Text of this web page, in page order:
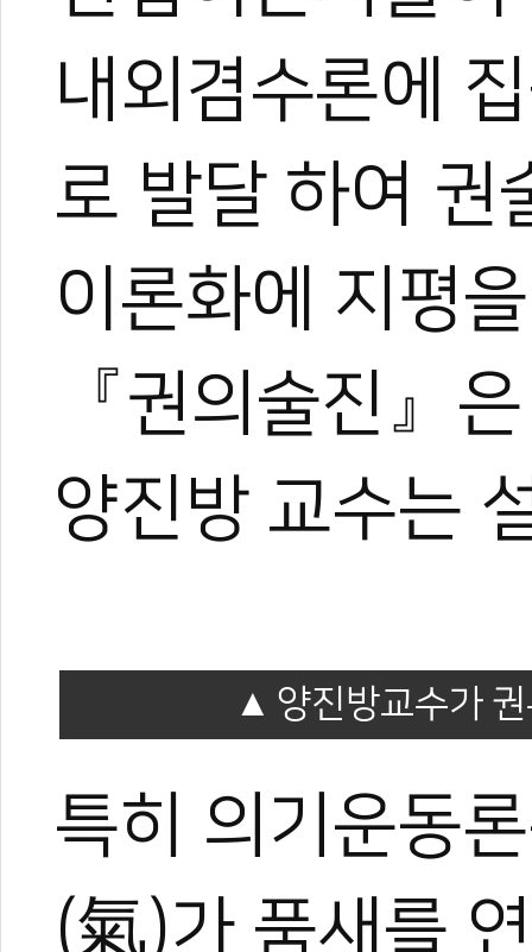
내외겸수론에
로 발달 하여 권
이론화에 지평
『권의술진』
양진방 교수는
양진방교수가
특히 의기운동
(氣)가 품새를